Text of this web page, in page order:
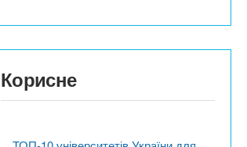
Корисне